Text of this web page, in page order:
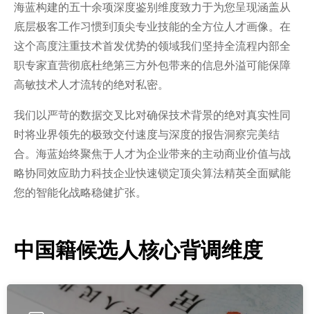
海蓝构建的五十余项深度鉴别维度致力于为您呈现涵盖从
底层极客工作习惯到顶尖专业技能的全方位人才画像。在
这个高度注重技术首发优势的领域我们坚持全流程内部全
职专家直营彻底杜绝第三方外包带来的信息外溢可能保障
高敏技术人才流转的绝对私密。
我们以严苛的数据交叉比对确保技术背景的绝对真实性同
时将业界领先的极致交付速度与深度的报告洞察完美结
合。海蓝始终聚焦于人才为企业带来的主动商业价值与战
略协同效应助力科技企业快速锁定顶尖算法精英全面赋能
您的智能化战略稳健扩张。
中国籍候选人核心背调维度